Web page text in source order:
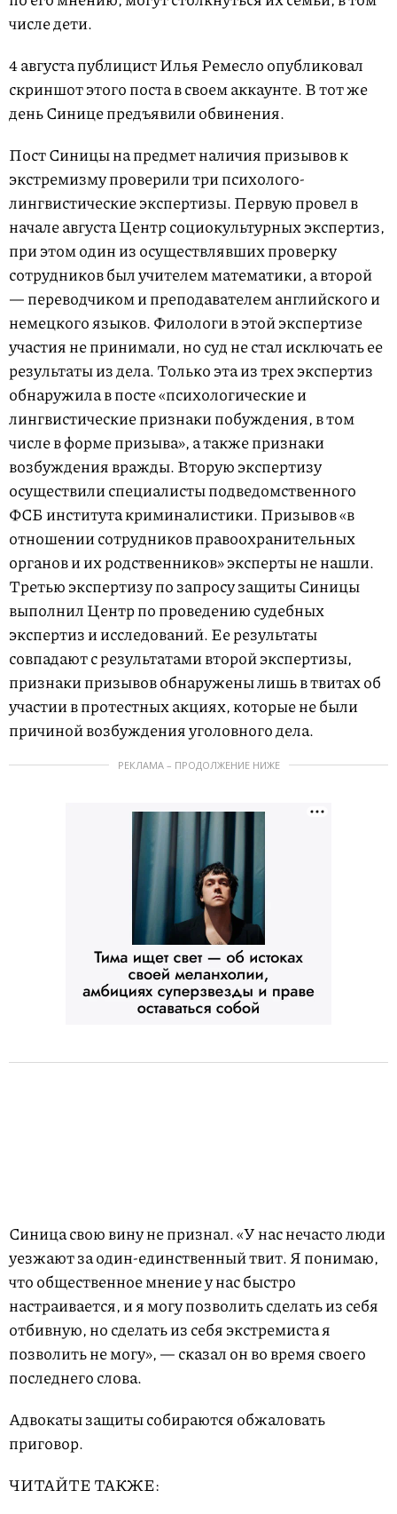
числе дети.
4 августа публицист Илья Ремесло опубликовал
скриншот этого поста в своем аккаунте. В тот же
день Синице предъявили обвинения.
Пост Синицы на предмет наличия призывов к
экстремизму проверили три психолого-
лингвистические экспертизы. Первую провел в
начале августа Центр социокультурных экспертиз,
при этом один из осуществлявших проверку
сотрудников был учителем математики, а второй
— переводчиком и преподавателем английского и
немецкого языков. Филологи в этой экспертизе
участия не принимали, но суд не стал исключать ее
результаты из дела. Только эта из трех экспертиз
обнаружила в посте «психологические и
лингвистические признаки побуждения, в том
числе в форме призыва», а также признаки
возбуждения вражды. Вторую экспертизу
осуществили специалисты подведомственного
ФСБ института криминалистики. Призывов «в
отношении сотрудников правоохранительных
органов и их родственников» эксперты не нашли.
Третью экспертизу по запросу защиты Синицы
выполнил Центр по проведению судебных
экспертиз и исследований. Ее результаты
совпадают с результатами второй экспертизы,
признаки призывов обнаружены лишь в твитах об
участии в протестных акциях, которые не были
причиной возбуждения уголовного дела.
РЕКЛАМА – ПРОДОЛЖЕНИЕ НИЖЕ
Синица свою вину не признал. «У нас нечасто люди
уезжают за один-единственный твит. Я понимаю,
что общественное мнение у нас быстро
настраивается, и я могу позволить сделать из себя
отбивную, но сделать из себя экстремиста я
позволить не могу», — сказал он во время своего
последнего слова.
Адвокаты защиты собираются обжаловать
приговор.
ЧИТАЙТЕ ТАКЖЕ: